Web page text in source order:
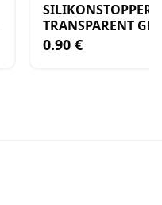
SILIKONSTOPPER
TRANSPARENT
KLEIN
0.90 €